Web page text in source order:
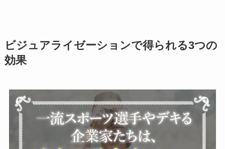
ビジュアライゼーションで得られる3つの
効果